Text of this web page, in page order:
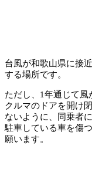
台風が和歌山県に接
する場所です。
ただし、1年通じて風
クルマのドアを開け
ないように、同乗者
駐車している車を傷
願います。